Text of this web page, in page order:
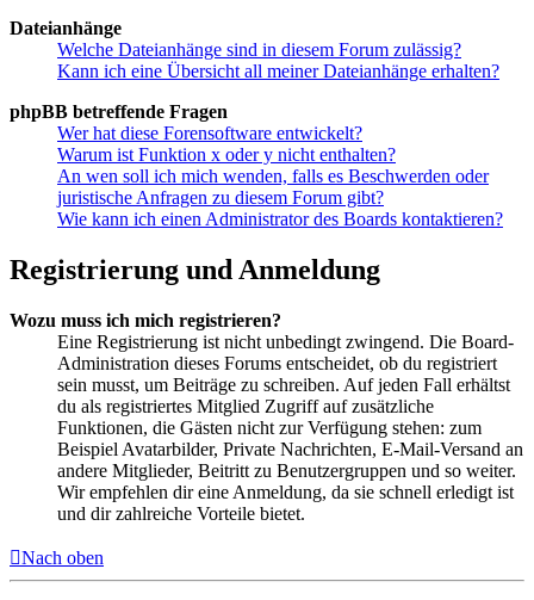
Dateianhänge
Welche Dateianhänge sind in diesem Forum zulässig?
Kann ich eine Übersicht all meiner Dateianhänge erhalten?
phpBB betreffende Fragen
Wer hat diese Forensoftware entwickelt?
Warum ist Funktion x oder y nicht enthalten?
An wen soll ich mich wenden, falls es Beschwerden oder
juristische Anfragen zu diesem Forum gibt?
Wie kann ich einen Administrator des Boards kontaktieren?
Registrierung und Anmeldung
Wozu muss ich mich registrieren?
Eine Registrierung ist nicht unbedingt zwingend. Die Board-
Administration dieses Forums entscheidet, ob du registriert
sein musst, um Beiträge zu schreiben. Auf jeden Fall erhältst
du als registriertes Mitglied Zugriff auf zusätzliche
Funktionen, die Gästen nicht zur Verfügung stehen: zum
Beispiel Avatarbilder, Private Nachrichten, E-Mail-Versand an
andere Mitglieder, Beitritt zu Benutzergruppen und so weiter.
Wir empfehlen dir eine Anmeldung, da sie schnell erledigt ist
und dir zahlreiche Vorteile bietet.
Nach oben